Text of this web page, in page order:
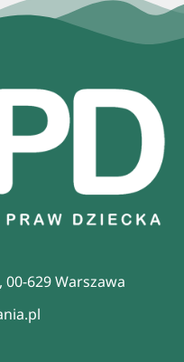
629 Warszawa